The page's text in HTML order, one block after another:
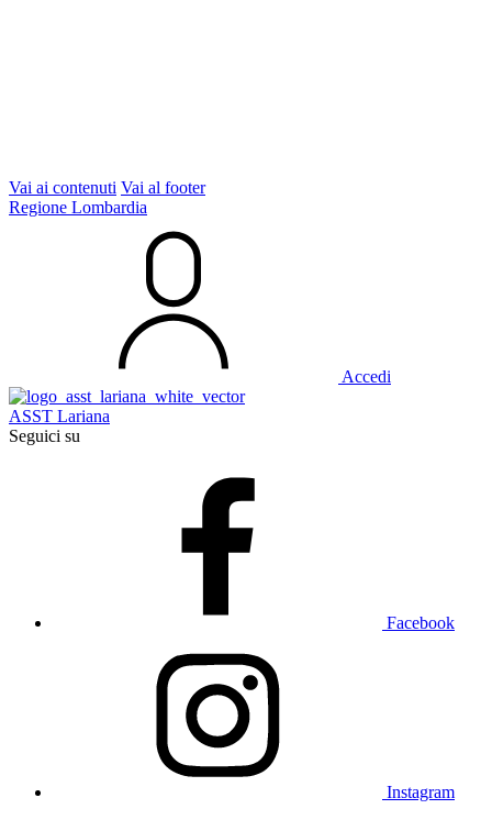
Vai ai contenuti Vai al footer
Regione Lombardia
Accedi
ASST Lariana
Seguici su
Facebook
Instagram